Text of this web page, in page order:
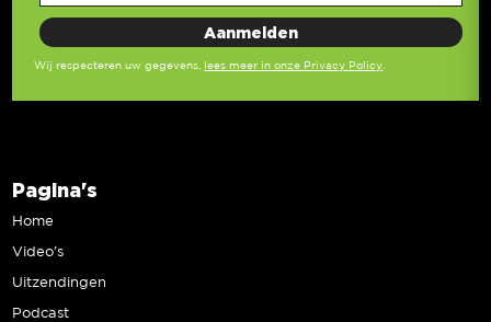
Wij respecteren uw gegevens, lees meer in onze Privacy Policy.
Pagina's
Home
Video’s
Uitzendingen
Podcast